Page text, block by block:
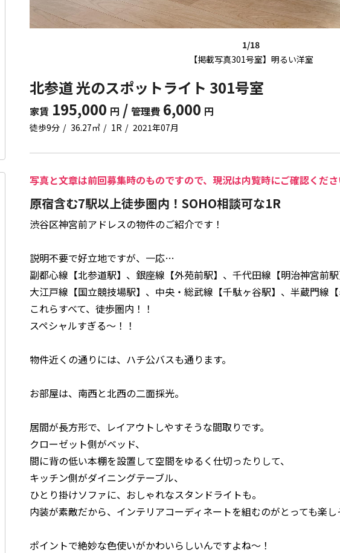
1/18
【掲載写真301号室】明るい洋室
北参道 光のスポットライト 301号室
家賃 195,000 円 / 管理費 6,000 円
徒歩9分 36.27㎡ 1R 2021年07月
写真と文章は前回募集時のものですので、現況は内覧時にご確認くだ
原宿含む7駅以上徒歩圏内！SOHO相談可な1R
渋谷区神宮前アドレスの物件のご紹介です！
説明不要で好立地ですが、一応…
副都心線【北参道駅】、銀座線【外苑前駅】、千代田線【明治神宮前
大江戸線【国立競技場駅】、中央・総武線【千駄ヶ谷駅】、半蔵門線
これらすべて、徒歩圏内！！
スペシャルすぎる～！！
物件近くの通りには、ハチ公バスも通ります。
お部屋は、南西と北西の二面採光。
居間が長方形で、レイアウトしやすそうな間取りです。
クローゼット側がベッド、
間に背の低い本棚を設置して空間をゆるく仕切ったりして、
キッチン側がダイニングテーブル、
ひとり掛けソファに、おしゃれなスタンドライトも。
内装が素敵だから、インテリアコーディネートを組むのがとっても楽し
ポイントで絶妙な色使いがかわいらしいんですよね～！